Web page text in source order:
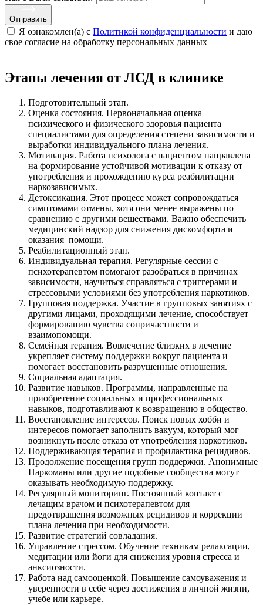
Отправить
Я ознакомлен(а) с Политикой конфиденциальности и даю
свое cогласие на обработку персональных данных
Этапы лечения от ЛСД в клинике
Подготовительный этап.
Оценка состояния. Первоначальная оценка
психического и физического здоровья пациента
специалистами для определения степени зависимости и
выработки индивидуального плана лечения.
Мотивация. Работа психолога с пациентом направлена
на формирование устойчивой мотивации к отказу от
употребления и прохождению курса реабилитации
наркозависимых.
Детоксикация. Этот процесс может сопровождаться
симптомами отмены, хотя они менее выражены по
сравнению с другими веществами. Важно обеспечить
медицинский надзор для снижения дискомфорта и
оказания помощи.
Реабилитационный этап.
Индивидуальная терапия. Регулярные сессии с
психотерапевтом помогают разобраться в причинах
зависимости, научиться справляться с триггерами и
стрессовыми условиями без употребления наркотиков.
Групповая поддержка. Участие в групповых занятиях с
другими лицами, проходящими лечение, способствует
формированию чувства сопричастности и
взаимопомощи.
Семейная терапия. Вовлечение близких в лечение
укрепляет систему поддержки вокруг пациента и
помогает восстановить разрушенные отношения.
Социальная адаптация.
Развитие навыков. Программы, направленные на
приобретение социальных и профессиональных
навыков, подготавливают к возвращению в общество.
Восстановление интересов. Поиск новых хобби и
интересов помогает заполнить вакуум, который мог
возникнуть после отказа от употребления наркотиков.
Поддерживающая терапия и профилактика рецидивов.
Продолжение посещения групп поддержки. Анонимные
Наркоманы или другие подобные сообщества могут
оказывать необходимую поддержку.
Регулярный мониторинг. Постоянный контакт с
лечащим врачом и психотерапевтом для
предотвращения возможных рецидивов и коррекции
плана лечения при необходимости.
Развитие стратегий совладания.
Управление стрессом. Обучение техникам релаксации,
медитации или йоги для снижения уровня стресса и
анксиозности.
Работа над самооценкой. Повышение самоуважения и
уверенности в себе через достижения в личной жизни,
учебе или карьере.